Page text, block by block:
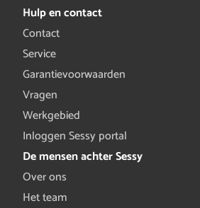
Hulp en contact
Contact
Service
Garantievoorwaarden
Vragen
Werkgebied
Inloggen Sessy portal
De mensen achter Sessy
Over ons
Het team